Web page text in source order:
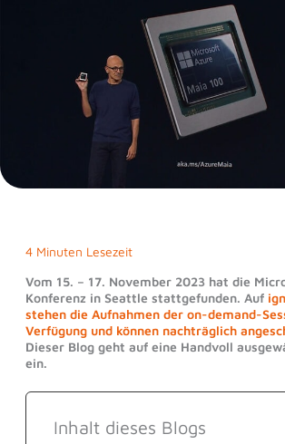
4 Minuten Lesezeit
Vom 15. – 17. November 2023 hat die
Konferenz in Seattle stattgefunden. Auf
stehen die Aufnahmen der on-demand-
Verfügung und können nachträglich
Dieser Blog geht auf eine Handvoll
ein.
Inhalt dieses Blogs